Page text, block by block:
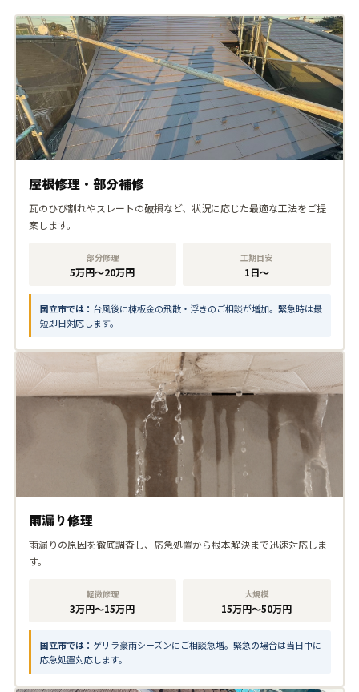
屋根修理・部分補修
瓦のひび割れやスレートの破損など、状況に応じた最適な工法をご提
案します。
部分修理
5万円〜20万円
工期目安
1日〜
国立市では： 台風後に棟板金の飛散・浮きのご相談が増加。緊急時は最
短即日対応します。
雨漏り修理
雨漏りの原因を徹底調査し、応急処置から根本解決まで迅速対応しま
す。
軽微修理
3万円〜15万円
大規模
15万円〜50万円
国立市では： ゲリラ豪雨シーズンにご相談急増。緊急の場合は当日中に
応急処置対応します。